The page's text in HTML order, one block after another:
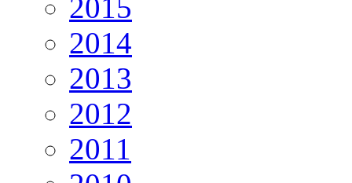
2015
2014
2013
2012
2011